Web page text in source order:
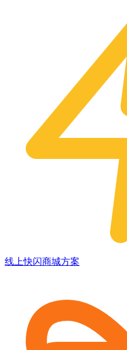
线上快闪商城方案